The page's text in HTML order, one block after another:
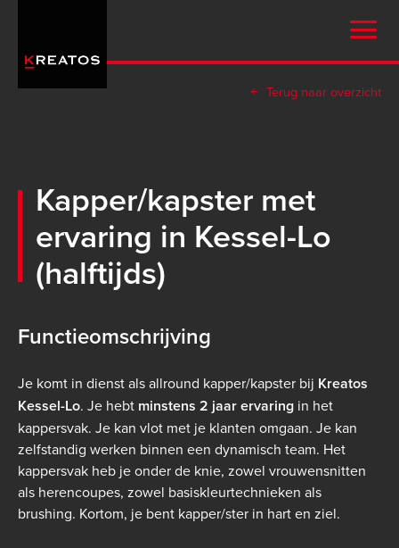
naar
Terug naar overzicht
Kapper/kapster met
ervaring in Kessel-Lo
(halftijds)
Functieomschrijving
Je komt in dienst als allround kapper/kapster bij Kreatos
Kessel-Lo. Je hebt minstens 2 jaarervaring in het
kappersvak. Je kan vlot met je klanten omgaan. Je kan
zelfstandig werken binnen een dynamisch team. Het
kappersvak heb je onder de knie, zowel vrouwensnitten
als herencoupes, zowel basiskleurtechnieken als
brushing. Kortom, je bent kapper/ster in hart en ziel.